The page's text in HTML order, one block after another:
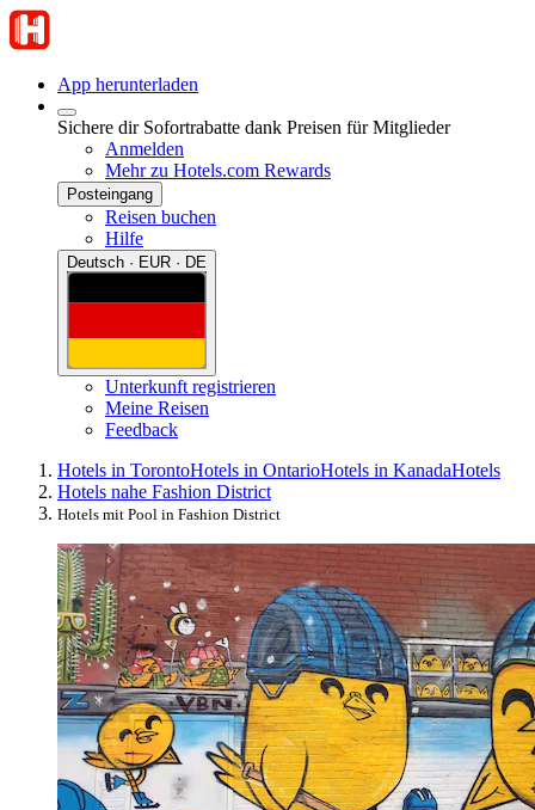
App herunterladen
Sichere dir Sofortrabatte dank Preisen für Mitglieder
Anmelden
Mehr zu Hotels.com Rewards
Posteingang
Reisen buchen
Hilfe
Deutsch · EUR · DE
Unterkunft registrieren
Meine Reisen
Feedback
Hotels in TorontoHotels in OntarioHotels in KanadaHotels
Hotels nahe Fashion District
Hotels mit Pool in Fashion District